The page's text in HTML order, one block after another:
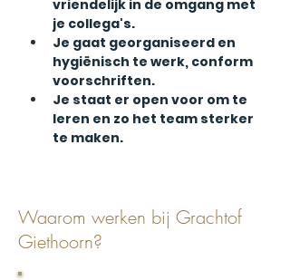
vriendelijk in de omgang met
je collega's.
Je gaat georganiseerd en
hygiënisch te werk, conform
voorschriften.
Je staat er open voor om te
leren en zo het team sterker
te maken.
Waarom werken bij Grachtof
Giethoorn?